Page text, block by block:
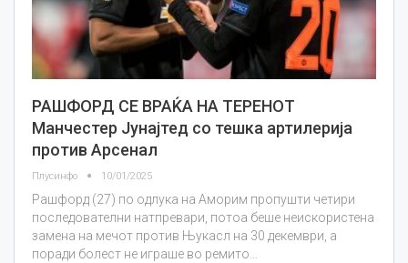
РАШФОРД СЕ ВРАЌА НА ТЕРЕНОТ
Манчестер Јунајтед со тешка артилерија
против Арсенал
Плусинфо 10/01/2025
Рашфорд (27) по одлука на Аморим пропушти четири
последователни натпревари, потоа беше неискористена
замена на мечот против Њукасл на 30 декември, а
поради болест не играше во ремито…